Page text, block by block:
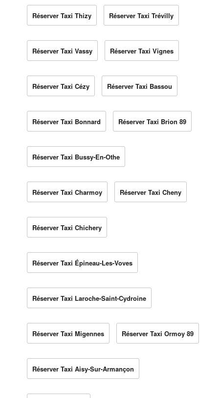
Réserver Taxi Thizy Réserver Taxi Trévilly
Réserver Taxi Vassy Réserver Taxi Vignes
Réserver Taxi Cézy Réserver Taxi Bassou
Réserver Taxi Bonnard Réserver Taxi Brion 89
Réserver Taxi Bussy-En-Othe
Réserver Taxi Charmoy Réserver Taxi Cheny
Réserver Taxi Chichery
Réserver Taxi Épineau-Les-Voves
Réserver Taxi Laroche-Saint-Cydroine
Réserver Taxi Migennes Réserver Taxi Ormoy 89
Réserver Taxi Aisy-Sur-Armançon